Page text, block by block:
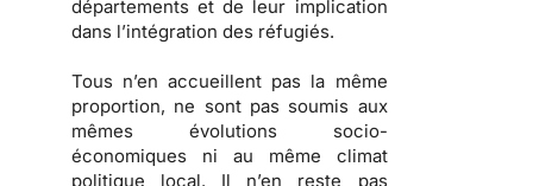
départementset de leur implication
dans l’intégration des réfugiés.
Tous n’en accueillent pas la même
proportion, ne sont pas soumis aux
mêmes évolutions socio-
économiques ni au même climat
politique local. Il n’en reste pas